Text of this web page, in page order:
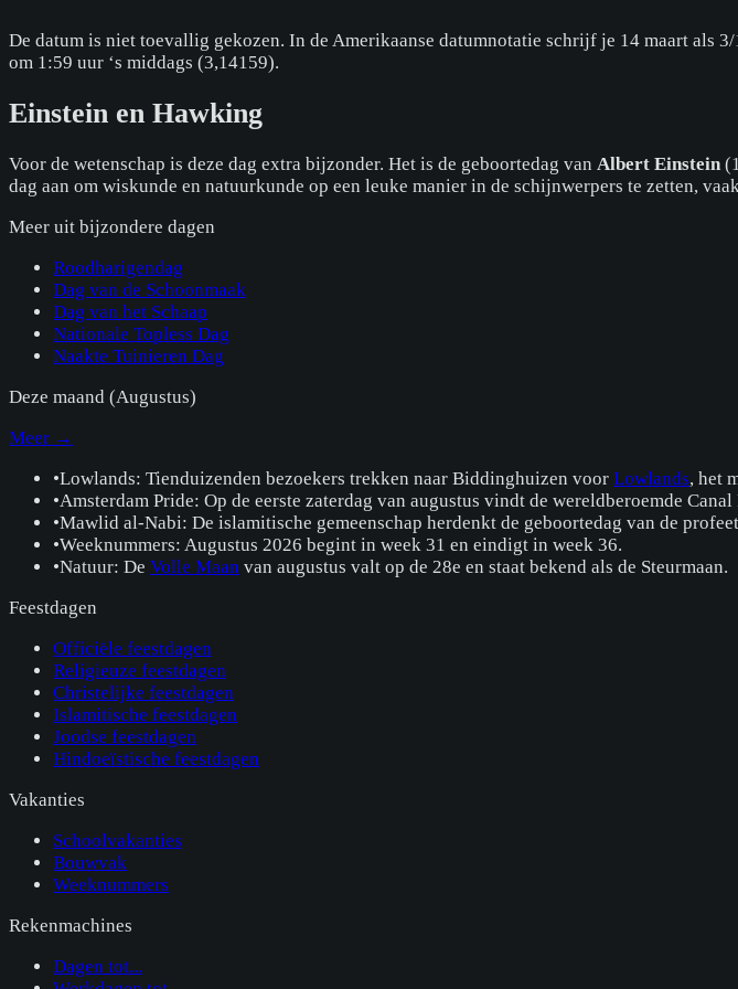
De datum is niet toevallig gekozen. In de Amerikaanse datumnotatie schrijf je 14 maart als
om 1:59 uur ‘s middags (3,14159).
Einstein en Hawking
Voor de wetenschap is deze dag extra bijzonder. Het is de geboortedag van Albert Einstein
dag aan om wiskunde en natuurkunde op een leuke manier in de schijnwerpers te zetten,
Meer uit bijzondere dagen
Roodharigendag
Dag van de Schoonmaak
Dag van het Schaap
Nationale Topless Dag
Naakte Tuinieren Dag
Deze maand (Augustus)
Meer →
•Lowlands: Tienduizenden bezoekers trekken naar Biddinghuizen voor Lowlands, het
•Amsterdam Pride: Op de eerste zaterdag van augustus vindt de wereldberoemde
•Mawlid al-Nabi: De islamitische gemeenschap herdenkt de geboortedag van de
•Weeknummers: Augustus 2026 begint in week 31 en eindigt in week 36.
•Natuur: De Volle Maan van augustus valt op de 28e en staat bekend als de Steurmaan.
Feestdagen
Officiële feestdagen
Religieuze feestdagen
Christelijke feestdagen
Islamitische feestdagen
Joodse feestdagen
Hindoeïstische feestdagen
Vakanties
Schoolvakanties
Bouwvak
Weeknummers
Rekenmachines
Dagen tot...